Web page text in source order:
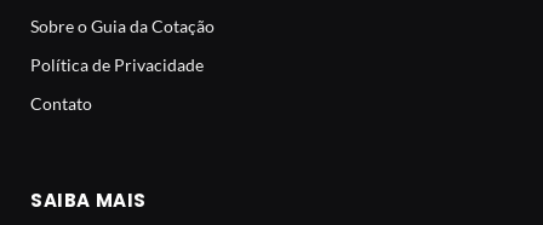
Sobre o Guia da Cotação
Política de Privacidade
Contato
SAIBA MAIS